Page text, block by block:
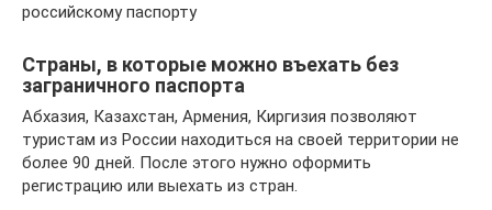
российскому паспорту
Страны, в которые можно въехать без
заграничного паспорта
Абхазия, Казахстан, Армения, Киргизия позволяют
туристам из России находиться на своей территории не
более 90 дней. После этого нужно оформить
регистрацию или выехать из стран.